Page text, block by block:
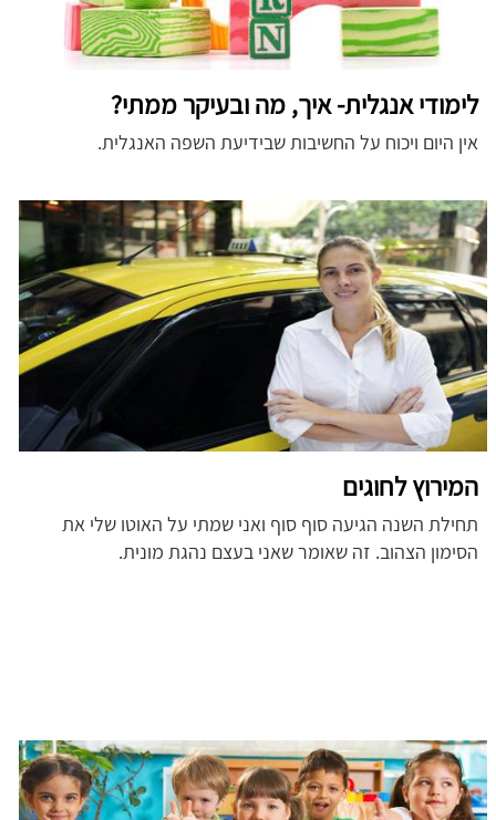
לימודי אנגלית- איך, מה ובעיקר ממתי?
אין היום ויכוח על החשיבות שבידיעת השפה האנגלית.
המירוץ לחוגים
תחילת השנה הגיעה סוף סוף ואני שמתי על האוטו שלי את
הסימון הצהוב. זה שאומר שאני בעצם נהגת מונית.